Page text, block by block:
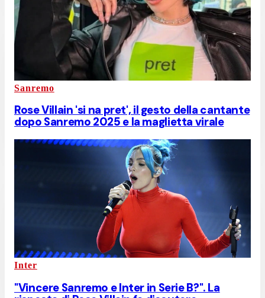
Sanremo
Rose Villain 'si na pret', il gesto della cantante
dopo Sanremo 2025 e la maglietta virale
Inter
"Vincere Sanremo e Inter in Serie B?". La